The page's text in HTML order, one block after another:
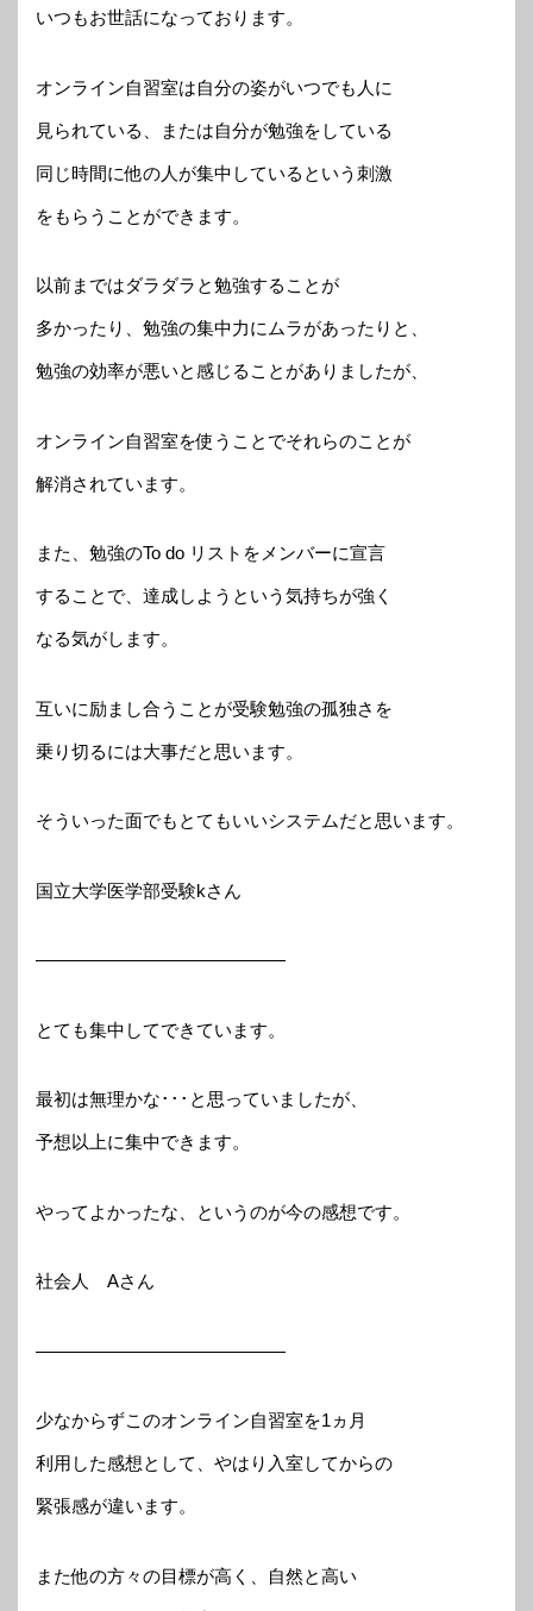
いつもお世話になっております。
オンライン自習室は自分の姿がいつでも人に
見られている、または自分が勉強をしている
同じ時間に他の人が集中しているという刺激
をもらうことができます。
以前まではダラダラと勉強することが
多かったり、勉強の集中力にムラがあったりと、
勉強の効率が悪いと感じることがありましたが、
オンライン自習室を使うことでそれらのことが
解消されています。
また、勉強のTo do リストをメンバーに宣言
することで、達成しようという気持ちが強く
なる気がします。
互いに励まし合うことが受験勉強の孤独さを
乗り切るには大事だと思います。
そういった面でもとてもいいシステムだと思います。
国立大学医学部受験kさん
——————————————
とても集中してできています。
最初は無理かな･･･と思っていましたが、
予想以上に集中できます。
やってよかったな、というのが今の感想です。
社会人 Aさん
——————————————
少なからずこのオンライン自習室を1ヵ月
利用した感想として、やはり入室してからの
緊張感が違います。
また他の方々の目標が高く、自然と高い